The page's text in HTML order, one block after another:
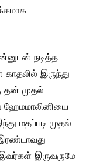
நடித்த
காதலில் இருந்து
தன் முதல்
ஹேமமாலினியை
மதப்படி முதல்
இருவருமே